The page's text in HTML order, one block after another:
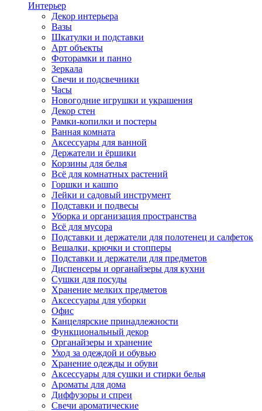
Интерьер
Декор интерьера
Вазы
Шкатулки и подставки
Арт объекты
Фоторамки и панно
Зеркала
Свечи и подсвечники
Часы
Новогодние игрушки и украшения
Декор стен
Рамки-копилки и постеры
Ванная комната
Аксессуары для ванной
Держатели и ёршики
Корзины для белья
Всё для комнатных растений
Горшки и кашпо
Лейки и садовый инструмент
Подставки и подвесы
Уборка и организация пространства
Всё для мусора
Подставки и держатели для полотенец и салфеток
Вешалки, крючки и стопперы
Подставки и держатели для предметов
Диспенсеры и органайзеры для кухни
Сушки для посуды
Хранение мелких предметов
Аксессуары для уборки
Офис
Канцелярские принадлежности
Функциональный декор
Органайзеры и хранение
Уход за одеждой и обувью
Хранение одежды и обуви
Аксессуары для сушки и стирки белья
Ароматы для дома
Диффузоры и спреи
Свечи ароматические